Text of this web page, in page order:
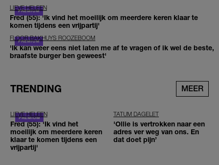
LIEVE HELEEN
Fred (55): 'Ik vind het moeilijk om meerdere keren klaar te
komen tijdens een vrijpartij'
FLOOR BAKHUYS ROOZEBOOM
'Ik kan weer eens niet laten me af te vragen of ik wel de beste,
braafste burger ben geweest'
TRENDING MEER
LIEVE HELEEN
Fred (55): 'Ik vind het
moeilijk om meerdere keren
klaar te komen tijdens een
vrijpartij'
TATUM DAGELET
'Ollie is vertrokken naar een
adres ver weg van ons. En
dat doet pijn’